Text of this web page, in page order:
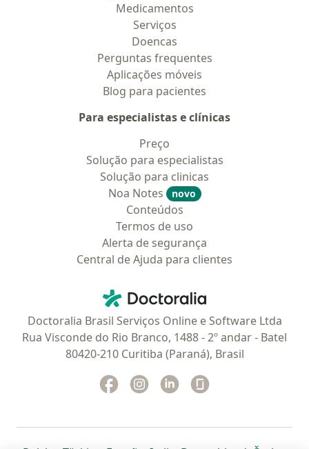
Medicamentos
Serviços
Doencas
Perguntas frequentes
Aplicações móveis
Blog para pacientes
Para especialistas e clínicas
Preço
Solução para especialistas
Solução para clinicas
Noa Notes
novo
Conteúdos
Termos de uso
Alerta de segurança
Central de Ajuda para clientes
Doctoralia - Homepage
Doctoralia Brasil Serviços Online e Software Ltda
Rua Visconde do Rio Branco, 1488 - 2º andar - Batel
80420-210 Curitiba (Paraná), Brasil
Facebook
abre num novo separador
Instagram
abre num novo separador
Linkedin
abre num novo